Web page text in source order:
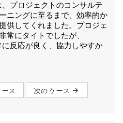
プロジェクトのコンサルテ
ニングに至るまで、効率的か
供してくれました。プロジェ
常にタイトでしたが、
反応が良く、協力しやすか
ス 次の ケース